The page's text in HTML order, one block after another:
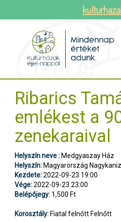
Ribarics
emlékest a
zenekaraival
Helyszín neve : Medgyaszay Ház
Helyszín: Magyarország
Kezdete:2022-09-23 19:00
Vége:2022-09-23 23:00
Belépőjegy: 1,500 Ft
Korosztály: Fiatal felnőtt Felnőtt